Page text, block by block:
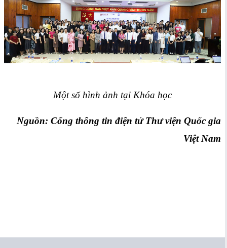
Một số hình ảnh tại Khóa học
Nguồn: Cổng thông tin điện tử Thư viện Quốc gia
Việt Nam